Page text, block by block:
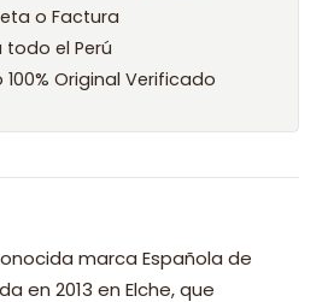
o Factura
todo el Perú
Original Verificado
marca Española de
en 2013 en Elche, que